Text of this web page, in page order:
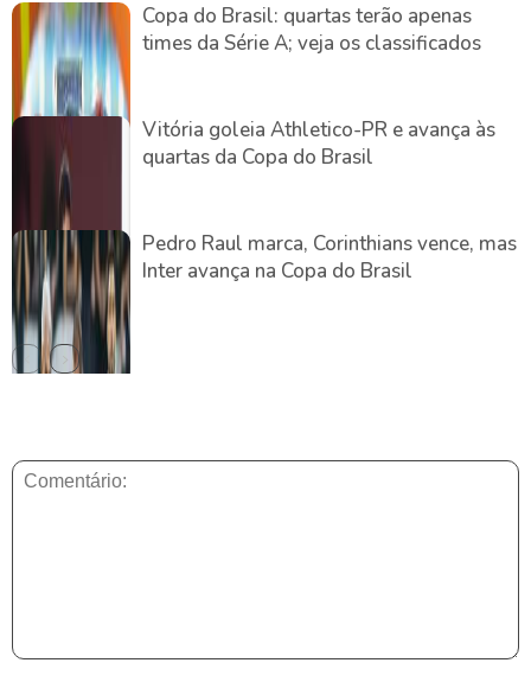
Copa do Brasil: quartas terão apenas
times da Série A; veja os classificados
Vitória goleia Athletico-PR e avança às
quartas da Copa do Brasil
Pedro Raul marca, Corinthians vence, mas
Inter avança na Copa do Brasil